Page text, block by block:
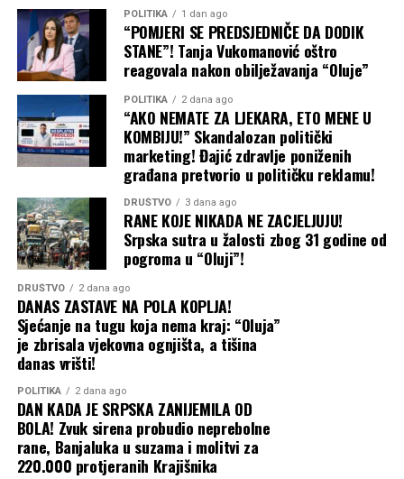
Subvencije za boravak djece u privatnim predškolskim
ustanovama povećane su za 30 odsto.
U ponedjeljak bi trebalo da bude otvoren javni poziv
putem kojeg će roditelji moći da se prijave za
jednokratnu podršku od 100 KM za prvačiće. Za oktobar
je najavljeno povećanje stipendija za srednjoškolce i
studente za 50 odsto.
Stanivuković je rekao i da je uručeno 50 rješenja za
legalizaciju i 50 građevinskih dozvola. Prema njegovim
riječima, u posljednje četiri godine legalizovano je oko
10.000 kuća, dok bi prva dodjela besplatnih placeva
trebalo da počne početkom septembra.
Najavljeni projekti i mjere obuhvataju vodovodnu i
saobraćajnu infrastrukturu, uređenje centra, javni
prevoz i podršku porodicama, ali za dio njih tek treba da
budu saopšteni precizni rokovi, izvođači i ukupni
troškovi.
POLITIKA 1 dan ago
“POMJERI SE PREDSJEDNIČE DA DODIK
STANE”! Tanja Vukomanović oštro
reagovala nakon obilježavanja “Oluje”
POLITIKA 2 dana ago
“AKO NEMATE ZA LJEKARA, ETO MENE U
KOMBIJU!” Skandalozan politički
marketing! Đajić zdravlje poniženih
građana pretvorio u političku reklamu!
DRUŠTVO 3 dana ago
RANE KOJE NIKADA NE ZACJELJUJU!
Srpska sutra u žalosti zbog 31 godine od
pogroma u “Oluji”!
DRUŠTVO 2 dana ago
DANAS ZASTAVE NA POLA KOPLJA!
Sjećanje na tugu koja nema kraj: “Oluja”
je zbrisala vjekovna ognjišta, a tišina
danas vrišti!
POLITIKA 2 dana ago
DAN KADA JE SRPSKA ZANIJEMILA OD
BOLA! Zvuk sirena probudio neprebolne
rane, Banjaluka u suzama i molitvi za
220.000 protjeranih Krajišnika